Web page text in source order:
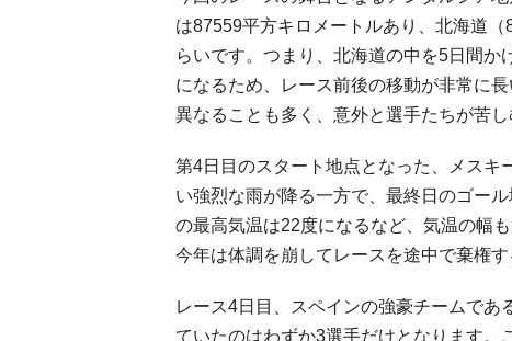
は87559平方キロメートルあり、北海道
らいです。つまり、北海道の中を5日間か
になるため、レース前後の移動が非常に
異なることも多く、意外と選手たちが苦し
第4日目のスタート地点となった、メスキ
い強烈な雨が降る一方で、最終日のゴー
の最高気温は22度になるなど、気温の幅
今年は体調を崩してレースを途中で棄権
レース4日目、スペインの強豪チームで
ていたのはわずか3選手だけとなります。